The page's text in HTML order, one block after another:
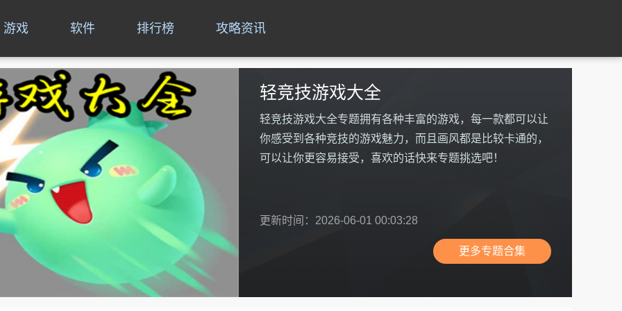
游戏 软件 排行榜 攻略资讯
轻竞技游戏大全
轻竞技游戏大全专题拥有各种丰富的游戏，每一款都可以让
你感受到各种竞技的游戏魅力，而且画风都是比较卡通的，
可以让你更容易接受，喜欢的话快来专题挑选吧！
更新时间：2026-06-01 00:03:28
更多专题合集